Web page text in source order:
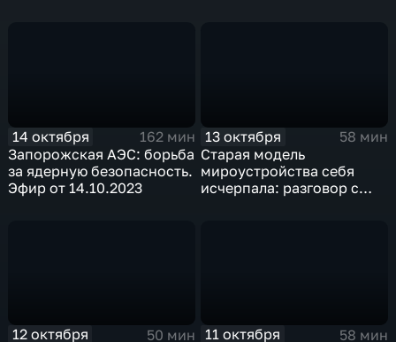
14 октября
162 мин
Запорожская АЭС: борьба
за ядерную безопасность.
Эфир от 14.10.2023
13 октября
58 мин
Старая модель
мироустройства себя
исчерпала: разговор с
12 октября
50 мин
11 октября
58 мин